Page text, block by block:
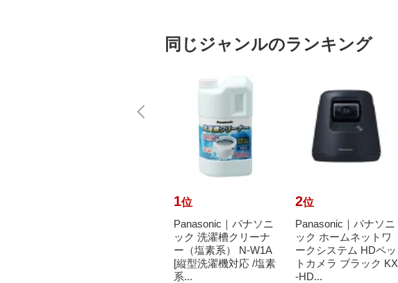
同じジャンルのランキング
1位
Panasonic｜パナソニ
ック 洗濯槽クリーナ
ー（塩素系） N-W1A
[縦型洗濯機対応 /塩素
系...
2位
Panasonic｜パナソニ
ック ホームネットワ
ークシステム HDペッ
トカメラ ブラック KX
-HD...